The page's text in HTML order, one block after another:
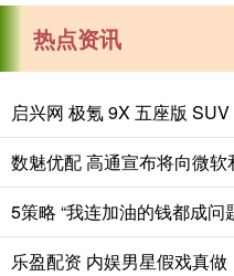
热点资讯
数魅优配 高通宣布将向微